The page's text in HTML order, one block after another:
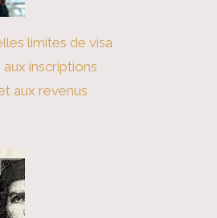
limites de visa
inscriptions
aux revenus